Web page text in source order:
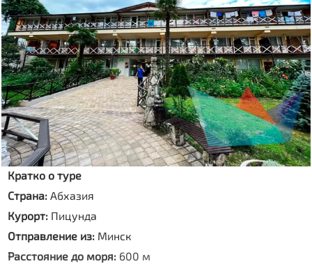
Кратко о туре
Страна:Абхазия
Курорт: Пицунда
Отправление из: Минск
Расстояние до моря: 600 м